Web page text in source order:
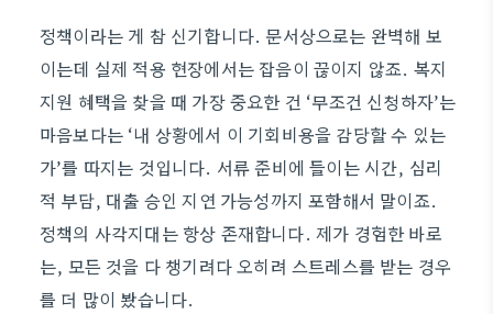
정책이라는 게 참 신기합니다. 문서상으로는 완벽해 보
이는데 실제 적용 현장에서는 잡음이 끊이지 않죠. 복지
지원 혜택을 찾을 때 가장 중요한 건 ‘무조건 신청하자’는
마음보다는 ‘내 상황에서 이 기회비용을 감당할 수 있는
가’를 따지는 것입니다. 서류 준비에 들이는 시간, 심리
적 부담, 대출 승인 지연 가능성까지 포함해서 말이죠.
정책의 사각지대는 항상 존재합니다. 제가 경험한 바로
는, 모든 것을 다 챙기려다 오히려 스트레스를 받는 경우
를 더 많이 봤습니다.